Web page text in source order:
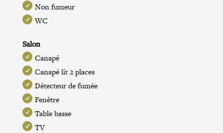
Non fumeur
WC
Salon
Canapé
Canapé lit 2 places
Détecteur de fumée
Fenêtre
Table basse
TV